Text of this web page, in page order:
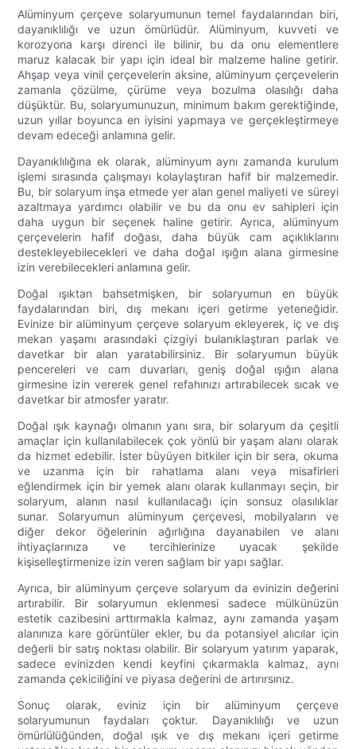
Alüminyum çerçeve solaryumunun temel faydalarından biri,
dayanıklılığı ve uzun ömürlüdür. Alüminyum, kuvveti ve
korozyona karşı direnci ile bilinir, bu da onu elementlere
maruz kalacak bir yapı için ideal bir malzeme haline getirir.
Ahşap veya vinil çerçevelerin aksine, alüminyum çerçevelerin
zamanla çözülme, çürüme veya bozulma olasılığı daha
düşüktür. Bu, solaryumunuzun, minimum bakım gerektiğinde,
uzun yıllar boyunca en iyisini yapmaya ve gerçekleştirmeye
devam edeceği anlamına gelir.
Dayanıklılığına ek olarak, alüminyum aynı zamanda kurulum
işlemi sırasında çalışmayı kolaylaştıran hafif bir malzemedir.
Bu, bir solaryum inşa etmede yer alan genel maliyeti ve süreyi
azaltmaya yardımcı olabilir ve bu da onu ev sahipleri için
daha uygun bir seçenek haline getirir. Ayrıca, alüminyum
çerçevelerin hafif doğası, daha büyük cam açıklıklarını
destekleyebilecekleri ve daha doğal ışığın alana girmesine
izin verebilecekleri anlamına gelir.
Doğal ışıktan bahsetmişken, bir solaryumun en büyük
faydalarından biri, dış mekanı içeri getirme yeteneğidir.
Evinize bir alüminyum çerçeve solaryum ekleyerek, iç ve dış
mekan yaşamı arasındaki çizgiyi bulanıklaştıran parlak ve
davetkar bir alan yaratabilirsiniz. Bir solaryumun büyük
pencereleri ve cam duvarları, geniş doğal ışığın alana
girmesine izin vererek genel refahınızı artırabilecek sıcak ve
davetkar bir atmosfer yaratır.
Doğal ışık kaynağı olmanın yanı sıra, bir solaryum da çeşitli
amaçlar için kullanılabilecek çok yönlü bir yaşam alanı olarak
da hizmet edebilir. İster büyüyen bitkiler için bir sera, okuma
ve uzanma için bir rahatlama alanı veya misafirleri
eğlendirmek için bir yemek alanı olarak kullanmayı seçin, bir
solaryum, alanın nasıl kullanılacağı için sonsuz olasılıklar
sunar. Solaryumun alüminyum çerçevesi, mobilyaların ve
diğer dekor öğelerinin ağırlığına dayanabilen ve alanı
ihtiyaçlarınıza ve tercihlerinize uyacak şekilde
kişiselleştirmenize izin veren sağlam bir yapı sağlar.
Ayrıca, bir alüminyum çerçeve solaryum da evinizin değerini
artırabilir. Bir solaryumun eklenmesi sadece mülkünüzün
estetik cazibesini arttırmakla kalmaz, aynı zamanda yaşam
alanınıza kare görüntüler ekler, bu da potansiyel alıcılar için
değerli bir satış noktası olabilir. Bir solaryum yatırım yaparak,
sadece evinizden kendi keyfini çıkarmakla kalmaz, aynı
zamanda çekiciliğini ve piyasa değerini de artırırsınız.
Sonuç olarak, eviniz için bir alüminyum çerçeve
solaryumunun faydaları çoktur. Dayanıklılığı ve uzun
ömürlülüğünden, doğal ışık ve dış mekanı içeri getirme